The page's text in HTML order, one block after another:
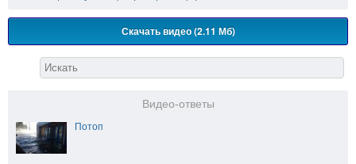
Скачать видео (2.11 Мб)
Видео-ответы
Потоп